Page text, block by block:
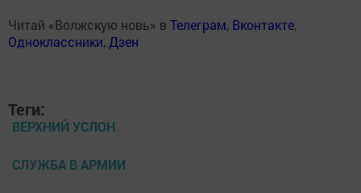
Читай «Волжскую новь» в Телеграм, Вконтакте,
Одноклассники, Дзен
Теги:
ВЕРХНИЙ УСЛОН
СЛУЖБА В АРМИИ